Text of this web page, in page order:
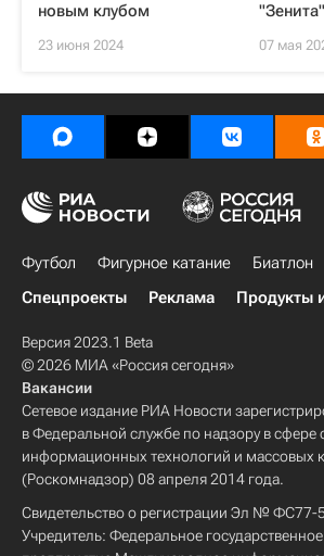
новым клубом
23 июня 2024 07 мая
Футбол Фигурное катание Биатлон
Спецпроекты
Реклама Продукты
Версия 2023.1 Beta
© 2026 МИА «Россия сегодня»
Вакансии
Сетевое издание РИА Новости
в Федеральной службе по надзору в сфере
информационных технологий и массовых
(Роскомнадзор) 08 апреля 2014 года.
Свидетельство о регистрации Эл № ФС77-
Учредитель: Федеральное